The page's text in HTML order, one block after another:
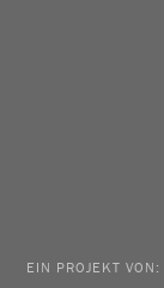
EIN PROJEKT VON: